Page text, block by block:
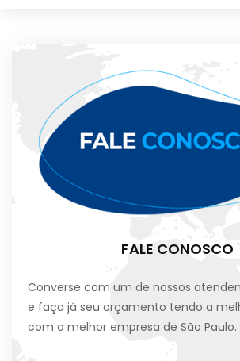
FALE CONOSCO
Converse com um de nossos
e faça já seu orçamento tendo a
com a melhor empresa de São Paulo.